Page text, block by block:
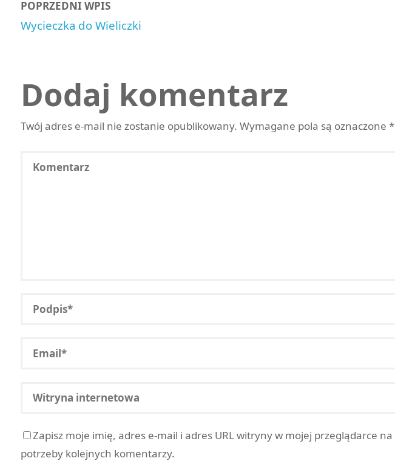
POPRZEDNI WPIS
Wycieczka do Wieliczki
Dodaj komentarz
Twój adres e-mail nie zostanie opublikowany. Wymagane pola są oznaczone *
Zapisz moje imię, adres e-mail i adres URL witryny w mojej przeglądarce na
potrzeby kolejnych komentarzy.